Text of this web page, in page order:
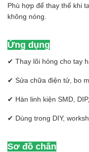
Phù hợp để thay thế khi
không nóng.
Ứng dụng
✔ Thay lõi hỏng cho tay
✔ Sửa chữa điện tử, bo
✔ Hàn linh kiện SMD,
✔ Dùng trong DIY,
Sơ đồ chân